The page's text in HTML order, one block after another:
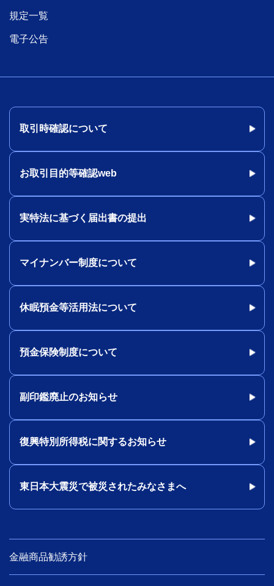
規定一覧
電子公告
取引時確認について
お取引目的等確認web
実特法に基づく届出書の提出
マイナンバー制度について
休眠預金等活用法について
預金保険制度について
副印鑑廃止のお知らせ
復興特別所得税に関するお知らせ
東日本大震災で被災されたみなさまへ
金融商品勧誘方針